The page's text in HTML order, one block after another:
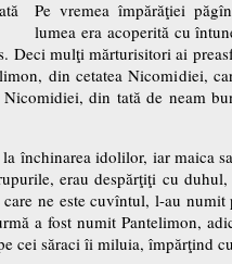
Pe vremea împărăţiei
lumea era acoperită cu
Deci mulţi mărturisitori ai
din cetatea Nicomidiei,
din tată de neam
închinarea idolilor, iar maica
erau despărţiţi cu
ne este cuvîntul, l-au
a fost numit Pantelimon,
cei săraci îi miluia, împărţind